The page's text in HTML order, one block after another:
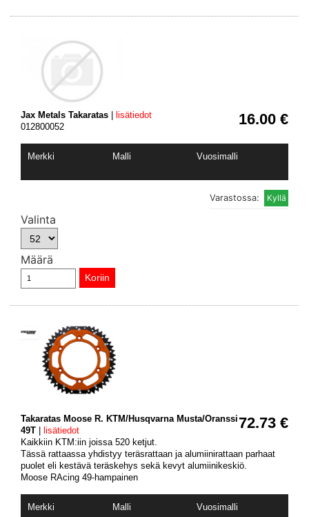
16.00 €
Jax Metals Takaratas
lisätiedot
012800052
Merkki Malli Vuosimalli
Varastossa:
Valinta
Määrä
72.73 €
Takaratas Moose R. KTM/Husqvarna Musta/Oranssi
49T
lisätiedot
Kaikkiin KTM:iin joissa 520 ketjut.
Tässä rattaassa yhdistyy teräsrattaan ja alumiinirattaan parhaat
puolet eli kestävä teräskehys sekä kevyt alumiinikeskiö.
Moose RAcing 49-hampainen
Merkki Malli
Vuosimalli